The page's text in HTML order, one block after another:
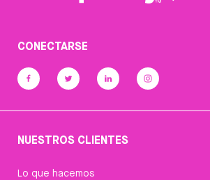
CONECTARSE
NUESTROS CLIENTES
Lo que hacemos